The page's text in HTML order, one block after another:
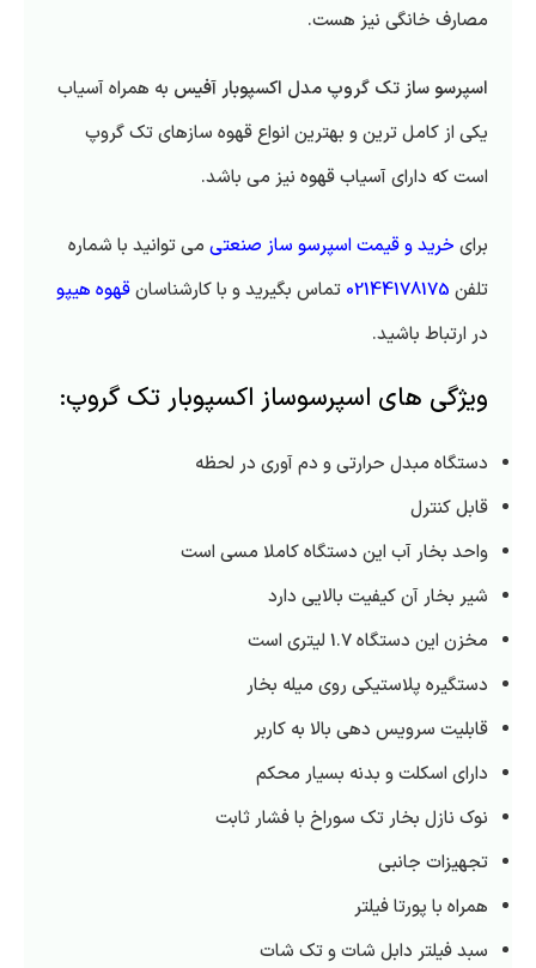
مصارف خانگی نیز هست.
اسپرسو ساز تک گروپ مدل اکسپوبار آفیس به همراه آسیاب
یکی از کامل ترین و بهترین انواع قهوه سازهای تک گروپ
است که دارای آسیاب قهوه نیز می باشد.
برای خرید و قیمت اسپرسو ساز صنعتی می توانید با شماره
تلفن 02144178175 تماس بگیرید و با کارشناسانقهوه هیپو
در ارتباط باشید.
ویژگی های اسپرسوساز اکسپوبار تک گروپ:
دستگاه مبدل حرارتی و دم آوری در لحظه
قابل کنترل
واحد بخار آب این دستگاه کاملا مسی است
شیر بخار آن کیفیت بالایی دارد
مخزن این دستگاه 1.7 لیتری است
دستگیره پلاستیکی روی میله بخار
قابلیت سرویس دهی بالا به کاربر
دارای اسکلت و بدنه بسیار محکم
نوک نازل بخار تک سوراخ با فشار ثابت
تجهیزات جانبی
همراه با پورتا فیلتر
سبد فیلتر دابل شات و تک شات